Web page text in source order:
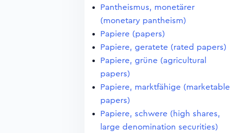
Pantheismus, monetärer
(monetary pantheism)
Papiere (papers)
Papiere, geratete (rated papers)
Papiere, grüne (agricultural
papers)
Papiere, marktfähige (marketable
papers)
Papiere, schwere (high shares,
large denomination securities)